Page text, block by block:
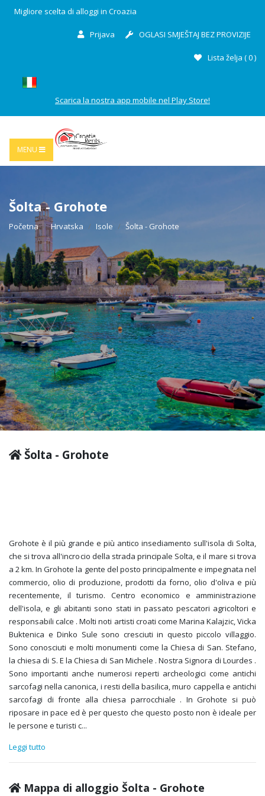
Migliore scelta di alloggi in Croazia
Prijava OGLASI SMJEŠTAJ BEZ PROVIZIJE
Lista želja (0)
Scarica la nostra app mobile nel Play Store!
MENU
Šolta - Grohote
Početna Hrvatska Isole Šolta - Grohote
Šolta - Grohote
Grohote è il più grande e più antico insediamento sull'isola di Solta,
che si trova all'incrocio della strada principale Solta, e il mare si trova
a 2 km. In Grohote la gente del posto principalmente e impegnata nel
commercio, olio di produzione, prodotti da forno, olio d'oliva e più
recentemente, il turismo. Centro economico e amministrazione
dell'isola, e gli abitanti sono stati in passato pescatori agricoltori e
responsabili calce . Molti noti artisti croati come Marina Kalajzic, Vicka
Buktenica e Dinko Sule sono cresciuti in questo piccolo villaggio.
Sono conosciuti e molti monumenti come la Chiesa di San. Stefano,
la chiesa di S. E la Chiesa di San Michele . Nostra Signora di Lourdes .
Sono importanti anche numerosi reperti archeologici come antichi
sarcofagi nella canonica, i resti della basilica, muro cappella e antichi
sarcofagi di fronte alla chiesa parrocchiale . In Grohote si può
riposare in pace ed è per questo che questo posto non è ideale per
le persone e turisti c...
Leggi tutto
Mappa di alloggio Šolta - Grohote